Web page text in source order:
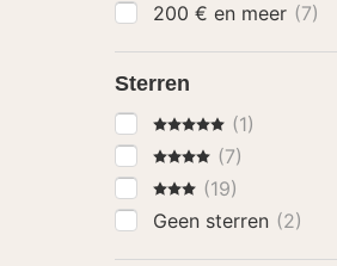
200 € en meer (7)
Sterren
5 Sterren(1)
4 Sterren
(7)
3 Sterren
(19)
Geen sterren (2)